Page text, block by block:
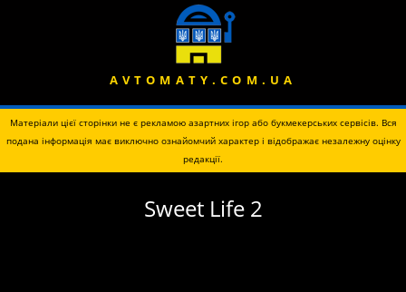
AVTOMATY.COM.UA
Матеріали цієї сторінки не є рекламою азартних ігор або букмекерських сервісів. Вся
подана інформація має виключно ознайомчий характер і відображає незалежну оцінку
редакції.
Sweet Life 2